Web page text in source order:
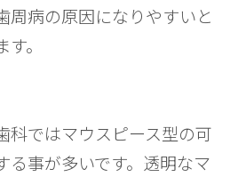
周病の原因になりやすいと
。
科ではマウスピース型の可
る事が多いです。透明なマ